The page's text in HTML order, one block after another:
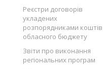
Реєстри договорів
укладених
розпорядниками коштів
обласного бюджету
Звіти про виконання
регіональних програм